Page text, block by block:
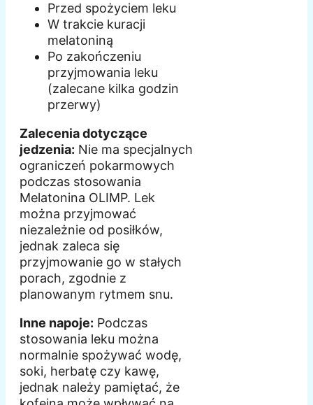
Przed spożyciem leku
W trakcie kuracji
melatoniną
Po zakończeniu
przyjmowania leku
(zalecane kilka godzin
przerwy)
Zalecenia dotyczące
jedzenia: Nie ma specjalnych
ograniczeń pokarmowych
podczas stosowania
Melatonina OLIMP. Lek
można przyjmować
niezależnie od posiłków,
jednak zaleca się
przyjmowanie go w stałych
porach, zgodnie z
planowanym rytmem snu.
Inne napoje: Podczas
stosowania leku można
normalnie spożywać wodę,
soki, herbatę czy kawę,
jednak należy pamiętać, że